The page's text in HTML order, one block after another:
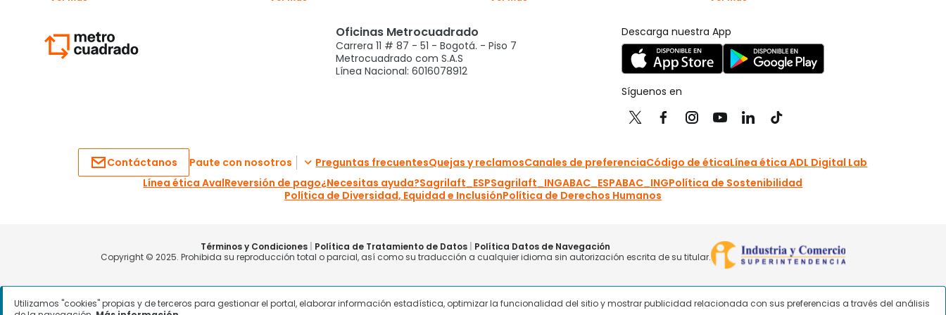
Utilizamos "cookies" propias y de terceros para gestionar el portal, elaborar información estadística, optimizar la funcionalidad del sitio y mostrar publicidad relacionada con sus preferencias a través del análisis